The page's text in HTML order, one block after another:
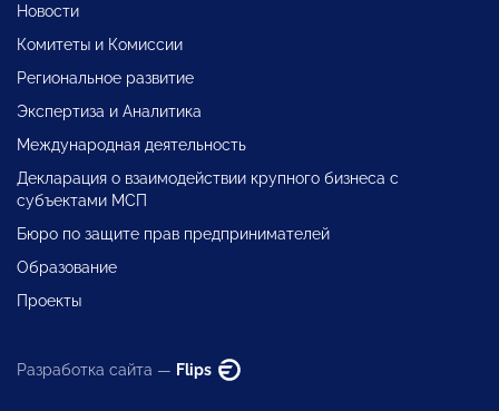
Новости
Комитеты и Комиссии
Региональное развитие
Экспертиза и Аналитика
Международная деятельность
Декларация о взаимодействии крупного бизнеса с
субъектами МСП
Бюро по защите прав предпринимателей
Образование
Проекты
Разработка сайта — Flips